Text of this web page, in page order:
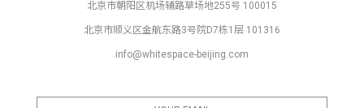
北京市朝阳区机场辅路草场地255号 100015
北京市顺义区金航东路3号院D7栋1层 101316
info@whitespace-beijing.com